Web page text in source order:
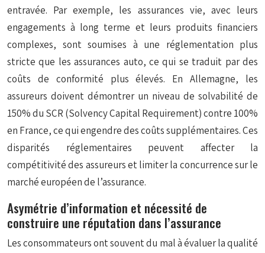
entravée. Par exemple, les assurances vie, avec leurs
engagements à long terme et leurs produits financiers
complexes, sont soumises à une réglementation plus
stricte que les assurances auto, ce qui se traduit par des
coûts de conformité plus élevés. En Allemagne, les
assureurs doivent démontrer un niveau de solvabilité de
150% du SCR (Solvency Capital Requirement) contre 100%
en France, ce qui engendre des coûts supplémentaires. Ces
disparités réglementaires peuvent affecter la
compétitivité des assureurs et limiter la concurrence sur le
marché européen de l’assurance.
Asymétrie d’information et nécessité de
construire une réputation dans l’assurance
Les consommateurs ont souvent du mal à évaluer la qualité